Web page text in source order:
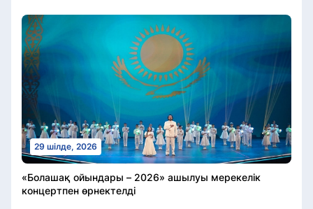
29 шілде, 2026
«Болашақ ойындары – 2026» ашылуы мерекелік
концертпен өрнектелді